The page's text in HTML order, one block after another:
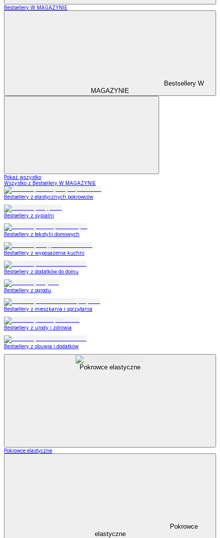
Bestsellery W MAGAZYNIE
Bestsellery W
MAGAZYNIE
Pokaż wszystko
Wszystko z Bestsellery W MAGAZYNIE
Bestsellery z elastycznych pokrowców
Bestsellery z sypialni
Bestsellery z tekstylii domowych
Bestsellery z wyposażenia kuchni
Bestsellery z dodatków do domu
Bestsellery z ogrodu
Bestsellery z mieszkania i sprzątania
Bestsellery z urody i zdrowia
Bestsellery z obuwia i dodatków
Pokrowce elastyczne
Pokrowce elastyczne
Pokrowce
elastyczne